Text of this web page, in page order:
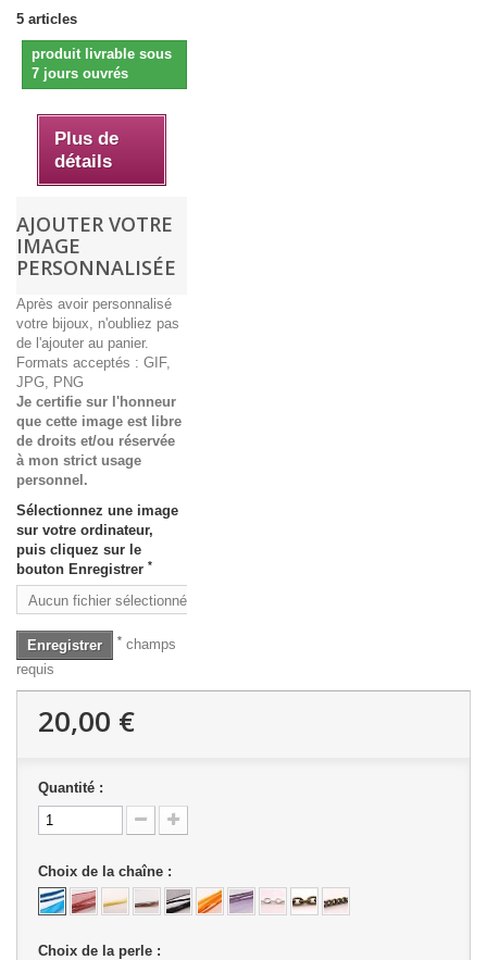
5 articles
produit livrable sous
7 jours ouvrés
Plus de
détails
AJOUTER VOTRE
IMAGE
PERSONNALISÉE
Après avoir personnalisé
votre bijoux, n'oubliez pas
de l'ajouter au panier.
Formats acceptés : GIF,
JPG, PNG
Je certifie sur l'honneur
que cette image est libre
de droits et/ou réservée
à mon strict usage
personnel.
Sélectionnez une image
sur votre ordinateur,
puis cliquez sur le
bouton Enregistrer *
Aucun fichier sélectionné
Parcourir
Enregistrer
* champs
requis
20,00 €
Quantité :
Choix de la chaîne :
Choix de la perle :